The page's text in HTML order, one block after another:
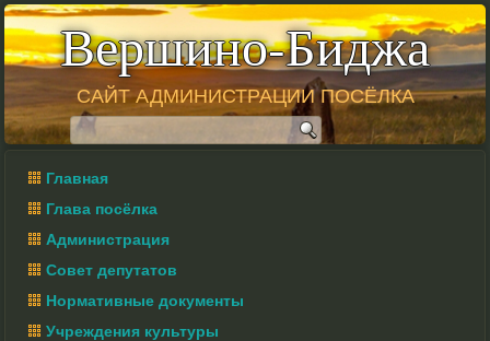
Вершино-Биджа
САЙТ АДМИНИСТРАЦИИ ПОСЁЛКА
Главная
Глава посёлка
Администрация
Совет депутатов
Нормативные документы
Учреждения культуры